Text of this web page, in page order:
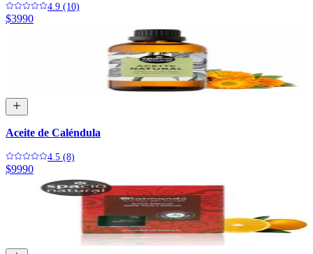
4.9 (10)
$3990
Aceite de Caléndula
4.5 (8)
$9990